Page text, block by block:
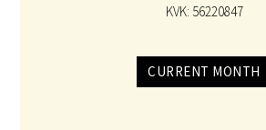
KVK: 56220847
CURRENT MONTH